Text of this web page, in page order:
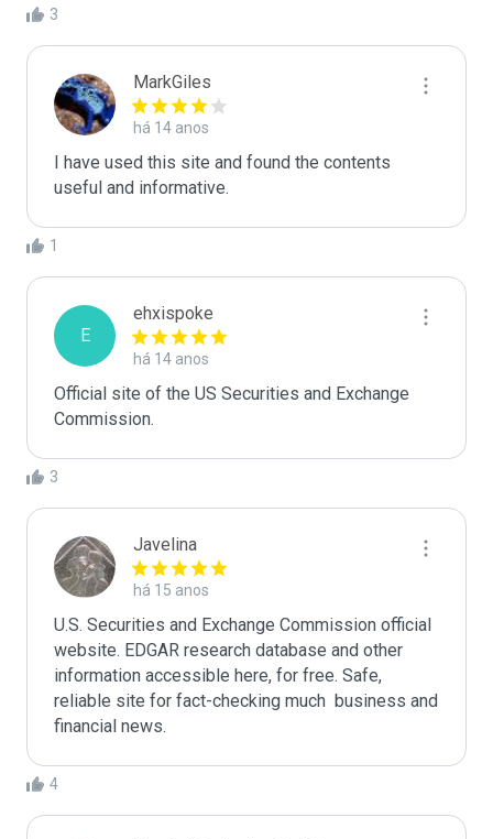
3
MarkGiles
há 14 anos
I have used this site and found the contents
useful and informative.
1
E
ehxispoke
há 14 anos
Official site of the US Securities and Exchange
Commission.
3
Javelina
há 15 anos
U.S. Securities and Exchange Commission official
website. EDGAR research database and other
information accessible here, for free. Safe,
reliable site for fact-checking much  business and
financial news.
4